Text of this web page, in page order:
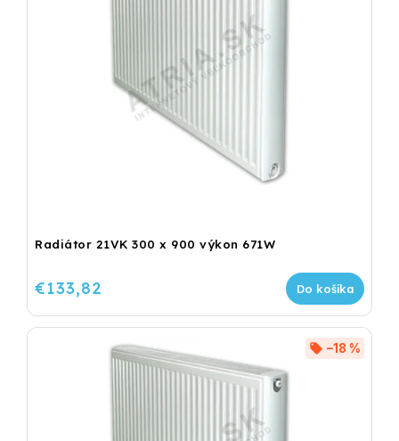
Radiátor 21VK 300 x 900 výkon 671W
€133,82 Do košíka
–18 %